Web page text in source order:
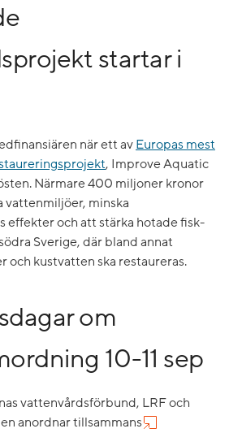
startar i
när ett av Europas mest
, Improve Aquatic
Närmare 400 miljoner kronor
vattenmiljöer, minska
effekter och att stärka hotade fisk-
Sverige, där bland annat
och kustvatten ska restaureras.
om
10-11 sep
vattenvårdsförbund, LRF och
anordnar tillsammans